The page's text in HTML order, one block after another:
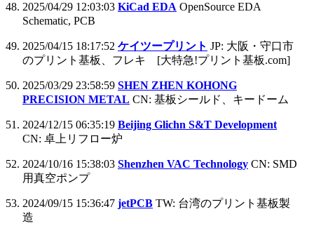
2025/04/29 12:03:03 KiCad EDA OpenSource EDA
Schematic, PCB
2025/04/15 18:17:52 ケイツープリント JP: 大阪・守口市
のプリント基板、フレキ [大特急!プリント基板.com]
2025/03/29 23:58:59 SHEN ZHEN KOHONG
PRECISION METAL CN: 基板シールド、キードーム
2024/12/15 06:35:19 Beijing Glichn S&T Development
CN: 卓上リフロー炉
2024/10/16 15:38:03 Shenzhen VAC Technology CN: SMD
用真空ポンプ
2024/09/15 15:36:47 jetPCB TW: 台湾のプリント基板製
造